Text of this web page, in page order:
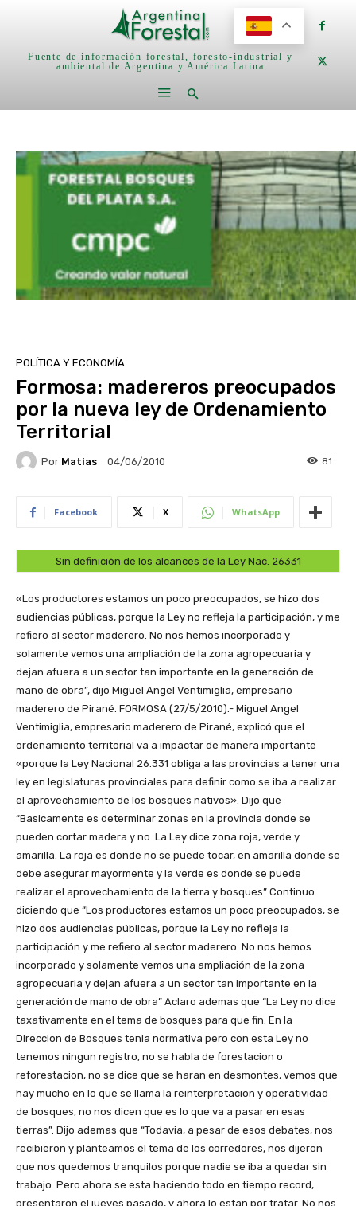
Fuente de información forestal, foresto-industrial y
ambiental de Argentina y América Latina
POLÍTICA Y ECONOMÍA
Formosa: madereros preocupados
por la nueva ley de Ordenamiento
Territorial
Por Matias 04/06/2010 81
Facebook X WhatsApp
Sin definición de los alcances de la Ley Nac. 26331
«Los productores estamos un poco preocupados, se hizo dos
audiencias públicas, porque la Ley no refleja la participación, y me
refiero al sector maderero. No nos hemos incorporado y
solamente vemos una ampliación de la zona agropecuaria y
dejan afuera a un sector tan importante en la generación de
mano de obra”, dijo Miguel Angel Ventimiglia, empresario
maderero de Pirané. FORMOSA (27/5/2010).- Miguel Angel
Ventimiglia, empresario maderero de Pirané, explicó que el
ordenamiento territorial va a impactar de manera importante
«porque la Ley Nacional 26.331 obliga a las provincias a tener una
ley en legislaturas provinciales para definir como se iba a realizar
el aprovechamiento de los bosques nativos». Dijo que
“Basicamente es determinar zonas en la provincia donde se
pueden cortar madera y no. La Ley dice zona roja, verde y
amarilla. La roja es donde no se puede tocar, en amarilla donde se
debe asegurar mayormente y la verde es donde se puede
realizar el aprovechamiento de la tierra y bosques” Continuo
diciendo que “Los productores estamos un poco preocupados, se
hizo dos audiencias públicas, porque la Ley no refleja la
participación y me refiero al sector maderero. No nos hemos
incorporado y solamente vemos una ampliación de la zona
agropecuaria y dejan afuera a un sector tan importante en la
generación de mano de obra” Aclaro ademas que “La Ley no dice
taxativamente en el tema de bosques para que fin. En la
Direccion de Bosques tenia normativa pero con esta Ley no
tenemos ningun registro, no se habla de forestacion o
reforestacion, no se dice que se haran en desmontes, vemos que
hay mucho en lo que se llama la reinterpretacion y operatividad
de bosques, no nos dicen que es lo que va a pasar en esas
tierras”. Dijo ademas que “Todavia, a pesar de esos debates, nos
recibieron y planteamos el tema de los corredores, nos dijeron
que nos quedemos tranquilos porque nadie se iba a quedar sin
trabajo. Pero ahora se esta haciendo todo en tiempo record,
presentaron el jueves pasado, y ahora lo estan por tratar. No nos